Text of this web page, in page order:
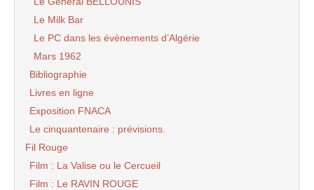
Le Milk Bar
Le PC dans les évènements d’Algérie
Mars 1962
Bibliographie
Livres en ligne
Exposition FNACA
Le cinquantenaire : prévisions.
Fil Rouge
Film : La Valise ou le Cercueil
Film : Le RAVIN ROUGE